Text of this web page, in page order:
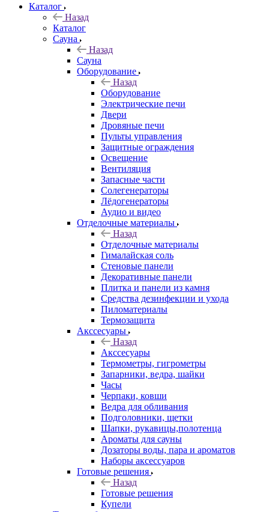
Каталог
Назад
Каталог
Сауна
Назад
Сауна
Оборудование
Назад
Оборудование
Электрические печи
Двери
Дровяные печи
Пульты управления
Защитные ограждения
Освещение
Вентиляция
Запасные части
Солегенераторы
Лёдогенераторы
Аудио и видео
Отделочные материалы
Назад
Отделочные материалы
Гималайская соль
Стеновые панели
Декоративные панели
Плитка и панели из камня
Средства дезинфекции и ухода
Пиломатериалы
Термозащита
Аксcесуары
Назад
Аксcесуары
Термометры, гигрометры
Запарники, ведра, шайки
Часы
Черпаки, ковши
Ведра для обливания
Подголовники, щетки
Шапки, рукавицы,полотенца
Ароматы для сауны
Дозаторы воды, пара и ароматов
Наборы аксессуаров
Готовые решения
Назад
Готовые решения
Купели